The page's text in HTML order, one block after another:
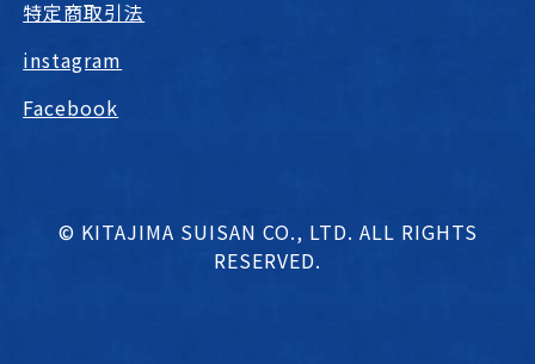
特定商取引法
instagram
Facebook
© KITAJIMA SUISAN CO., LTD. ALL RIGHTS
RESERVED.